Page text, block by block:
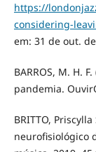
https://
considering-
em: 31 de out.
BARROS, M. H.
pandemia.
BRITTO,
neurofisiológico